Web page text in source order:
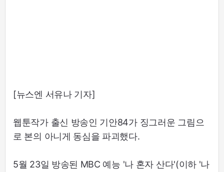
[뉴스엔 서유나 기자]
웹툰작가 출신 방송인 기안84가 징그러운 그림으
로 본의 아니게 동심을 파괴했다.
5월 23일 방송된 MBC 예능 '나 혼자 산다'(이하 '나